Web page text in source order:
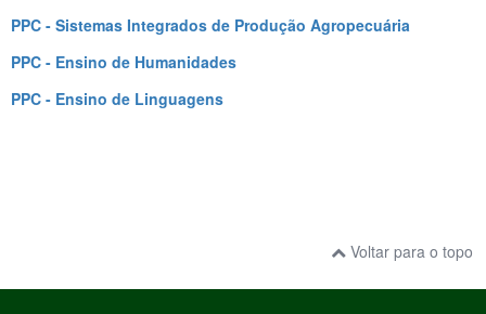
PPC - Sistemas Integrados de Produção Agropecuária
PPC - Ensino de Humanidades
PPC - Ensino de Linguagens
Voltar para o topo